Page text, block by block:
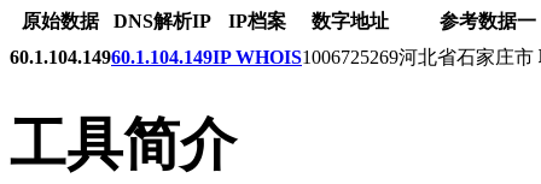
原始数据 DNS解析IP IP档案 数字地址
参考数据一
60.1.104.14960.1.104.149IP WHOIS1006725269河北省石家庄市
工具简介